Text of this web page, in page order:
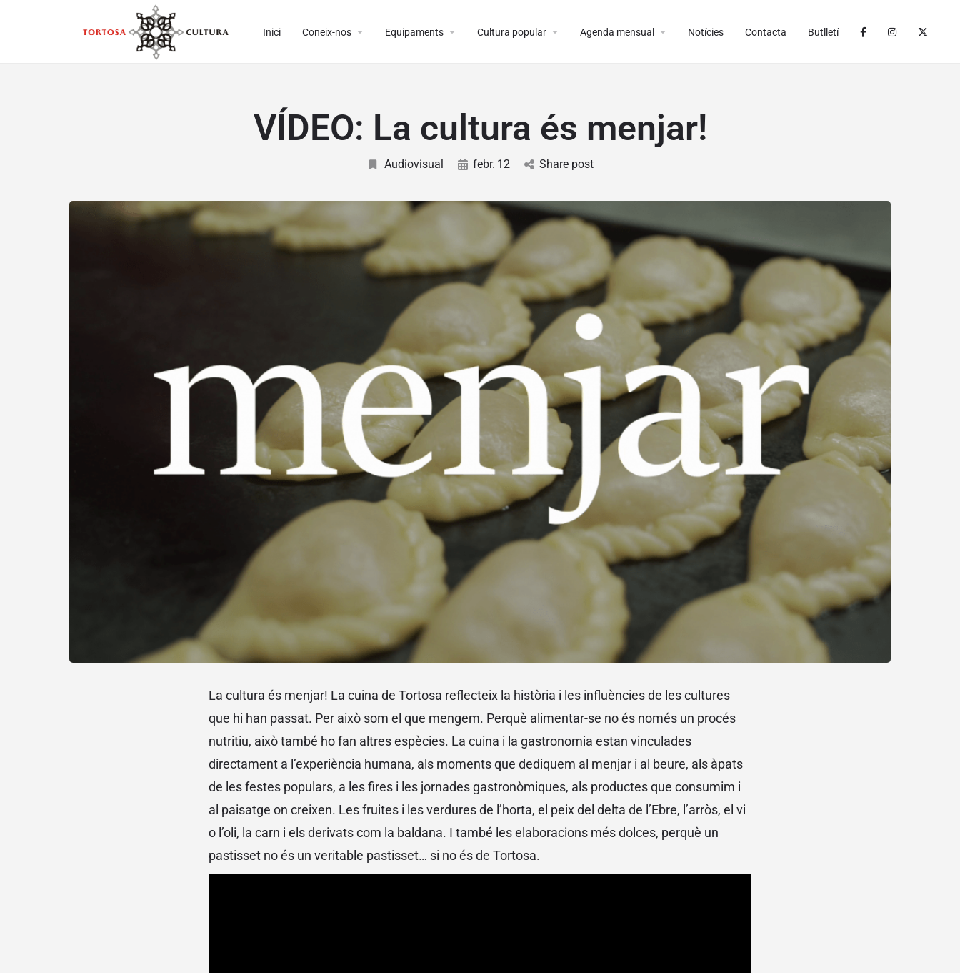
Inici Coneix-nos arrow_drop_down Equipaments arrow_drop_down Cultura popular arrow_drop_down Agenda mensual arrow_drop_down Notícies Contacta Butlletí
VÍDEO: La cultura és menjar!
Audiovisual febr. 12 Share post
La cultura és menjar! La cuina de Tortosa reflecteix la història i les influències de les cultures
que hi han passat. Per això som el que mengem. Perquè alimentar-se no és només un procés
nutritiu, això també ho fan altres espècies. La cuina i la gastronomia estan vinculades
directament a l’experiència humana, als moments que dediquem al menjar i al beure, als àpats
de les festes populars, a les fires i les jornades gastronòmiques, als productes que consumim i
al paisatge on creixen. Les fruites i les verdures de l’horta, el peix del delta de l’Ebre, l’arròs, el vi
o l’oli, la carn i els derivats com la baldana. I també les elaboracions més dolces, perquè un
pastisset no és un veritable pastisset… si no és de Tortosa.